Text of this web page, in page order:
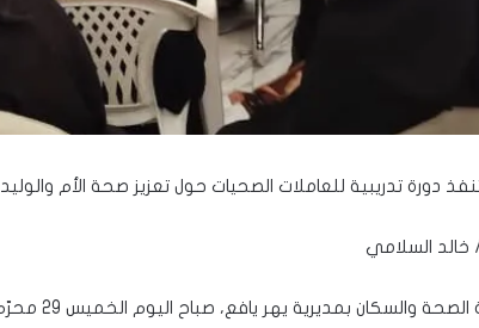
دورة تدريبية للعاملات الصحيات حول تعزيز صحة الأم والوليد
خالد السلامي